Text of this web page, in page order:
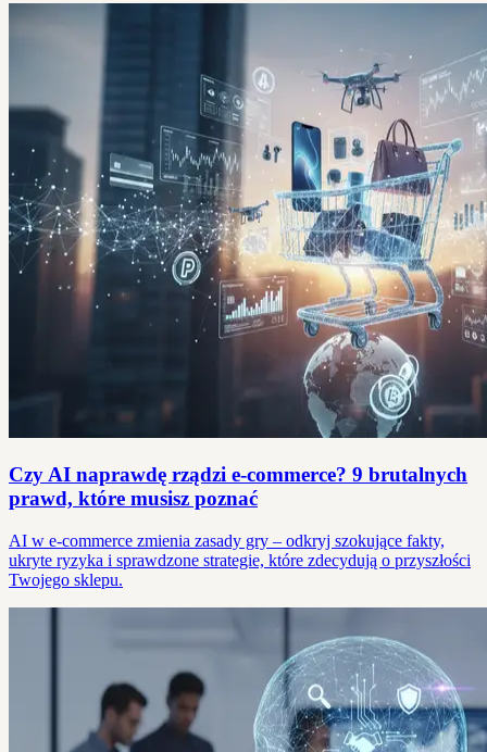
Czy AI naprawdę rządzi e-commerce? 9 brutalnych
prawd, które musisz poznać
AI w e-commerce zmienia zasady gry – odkryj szokujące fakty,
ukryte ryzyka i sprawdzone strategie, które zdecydują o przyszłości
Twojego sklepu.